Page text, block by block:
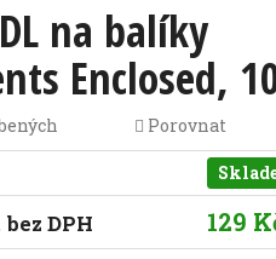
na balíky
Enclosed,
Porovnat
bez DPH 129